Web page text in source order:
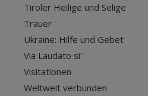
Tiroler Heilige und Selige
Trauer
Ukraine: Hilfe und Gebet
Via Laudato si'
Visitationen
Weltweit verbunden